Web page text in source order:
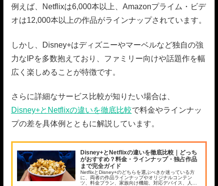
例えば、Netflixは6,000本以上、Amazonプライム・ビデ
オは12,000本以上の作品がラインナップされています。
しかし、Disney+はディズニーやマーベルなど独自の強
力なIPを多数抱えており、ファミリー向けや話題作を幅
広く楽しめることが特徴です。
さらに詳細なサービス比較が知りたい場合は、
Disney+とNetflixの違いを徹底比較で料金やラインナッ
プの差を具体例とともに解説しています。
Disney+とNetflixの違いを徹底比較｜どっち
がおすすめ？料金・ラインナップ・独占作品
まで完全ガイド
NetflixとDisney+のどちらを選ぶべきか迷っている方
に、両者の作品ラインナップやオリジナルコンテン
ツ、料金プラン、家族向け機能、対応デバイス、人気